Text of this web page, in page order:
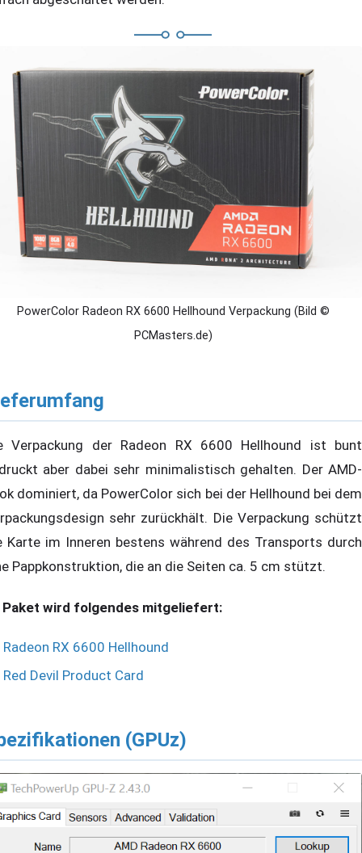
PowerColor Radeon RX 6600 Hellhound Verpackung (Bild ©
PCMasters.de)
Verpackung der Radeon RX 6600 Hellhound ist bunt
aber dabei sehr minimalistisch gehalten. Der AMD-
dominiert, da PowerColor sich bei der Hellhound bei dem
sehr zurückhält. Die Verpackung schützt
Karte im Inneren bestens während des Transports durch
Pappkonstruktion, die an die Seiten ca. 5 cm stützt.
Paket wird folgendes mitgeliefert:
Radeon RX 6600 Hellhound
Red Devil Product Card
(GPUz)